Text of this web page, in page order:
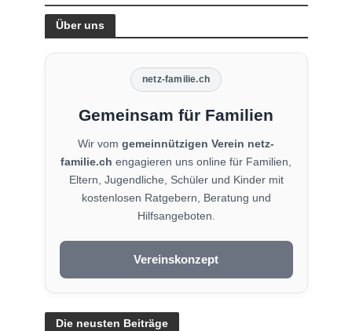
Über uns
netz-familie.ch
Gemeinsam für Familien
Wir vom gemeinnützigen Verein netz-
familie.ch engagieren uns online für Familien,
Eltern, Jugendliche, Schüler und Kinder mit
kostenlosen Ratgebern, Beratung und
Hilfsangeboten.
Vereinskonzept
Die neusten Beiträge